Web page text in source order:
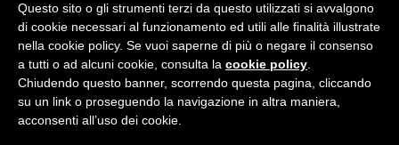
Account
© 2024 - IMBRIANO S.R.L. PI 02805090640 - Made With ♥ By
X5G Digital Agency
Questo sito o gli strumenti terzi da questo utilizzati si avvalgono
di cookie necessari al funzionamento ed utili alle finalità illustrate
nella cookie policy. Se vuoi saperne di più o negare il consenso
a tutti o ad alcuni cookie, consulta la cookie policy
Chiudendo questo banner, scorrendo questa pagina, cliccando
su un link o proseguendo la navigazione in altra maniera,
acconsenti all’uso dei cookie.